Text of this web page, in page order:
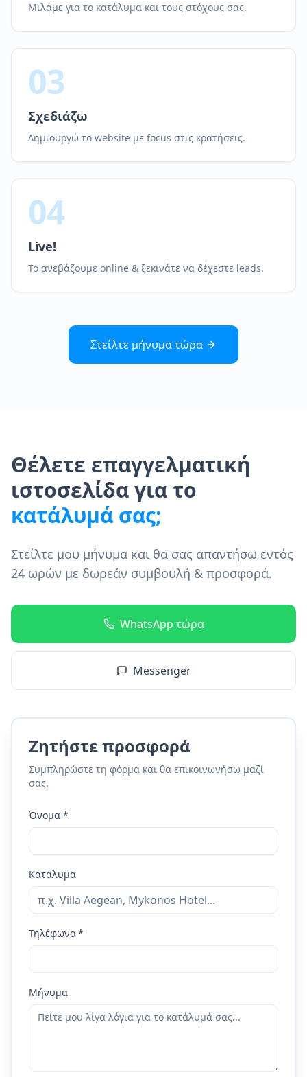
Μιλάμε για το κατάλυμα και τους στόχους σας.
03
Σχεδιάζω
Δημιουργώ το website με focus στις κρατήσεις.
04
Live!
Το ανεβάζουμε online & ξεκινάτε να δέχεστε leads.
Στείλτε μήνυμα τώρα
Θέλετε επαγγελματική
ιστοσελίδα για το
κατάλυμά σας;
Στείλτε μου μήνυμα και θα σας απαντήσω εντός
24 ωρών με δωρεάν συμβουλή & προσφορά.
WhatsApp τώρα
Messenger
Ζητήστε προσφορά
Συμπληρώστε τη φόρμα και θα επικοινωνήσω μαζί
σας.
Όνομα *
Κατάλυμα
Τηλέφωνο *
Μήνυμα